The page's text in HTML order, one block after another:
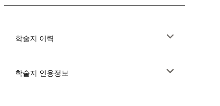
학술지 이력
학술지 인용정보